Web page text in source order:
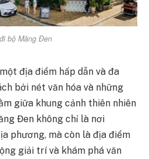
bộ Măng Đen
địa điểm hấp dẫn và đa
bởi nét văn hóa và những
giữa khung cảnh thiên nhiên
Đen không chỉ là nơi
phương, mà còn là địa điểm
giải trí và khám phá văn